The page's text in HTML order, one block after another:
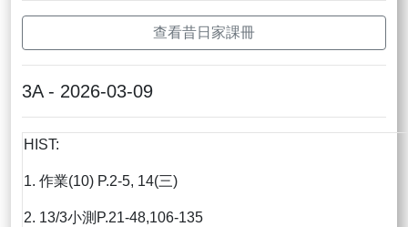
查看昔日家課冊
3A - 2026-03-09
HIST:
1. 作業(10) P.2-5, 14(三)
2. 13/3小測P.21-48,106-135